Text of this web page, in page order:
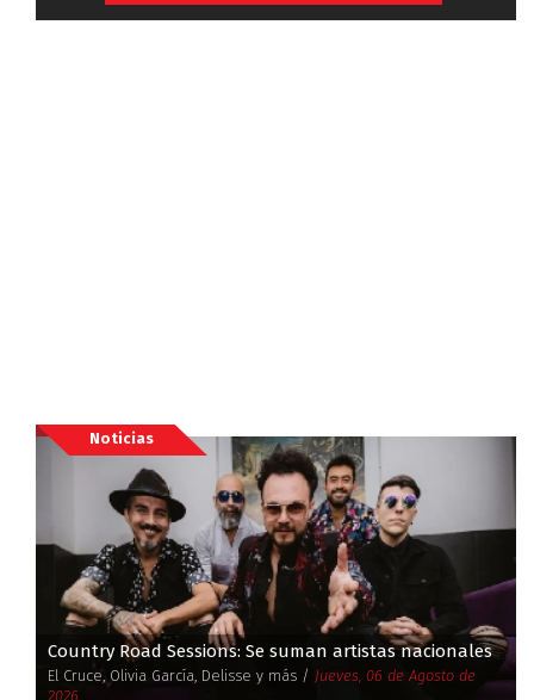
Noticias
Country Road Sessions: Se suman artistas nacionales
El Cruce, Olivia García, Delisse y más / Jueves, 06 de Agosto de
2026